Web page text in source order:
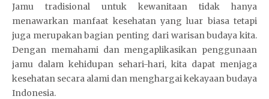
Jamu tradisional untuk kewanitaan tidak hanya
menawarkan manfaat kesehatan yang luar biasa tetapi
juga merupakan bagian penting dari warisan budaya kita.
Dengan memahami dan mengaplikasikan penggunaan
jamu dalam kehidupan sehari-hari, kita dapat menjaga
kesehatan secara alami dan menghargai kekayaan budaya
Indonesia.